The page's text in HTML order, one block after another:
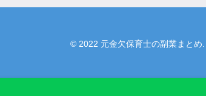
© 2022 元金欠保育士の副業まとめ.